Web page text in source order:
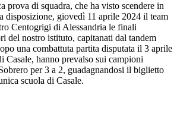
prova di squadra, che ha visto scendere in
disposizione, giovedì 11 aprile 2024 il team
Centogrigi di Alessandria le finali
del nostro istituto, capitanati dal tandem
una combattuta partita disputata il 3 aprile
Casale, hanno prevalso sui campioni
per 3 a 2, guadagnandosi il biglietto
scuola di Casale.